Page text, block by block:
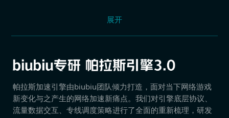
展开
帕拉斯加速引擎由biubiu团队倾力打造，面对当下网络游戏
新变化与之产生的网络加速新痛点。我们对引擎底层协议、
流量数据交互、专线调度策略进行了全面的重新梳理，研发